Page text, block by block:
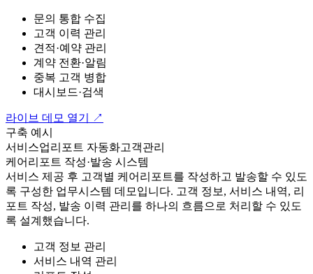
문의 통합 수집
고객 이력 관리
견적·예약 관리
계약 전환·알림
중복 고객 병합
대시보드·검색
라이브 데모 열기
↗
구축 예시
서비스업리포트 자동화고객관리
케어리포트 작성·발송 시스템
서비스 제공 후 고객별 케어리포트를 작성하고 발송할 수 있도
록 구성한 업무시스템 데모입니다. 고객 정보, 서비스 내역, 리
포트 작성, 발송 이력 관리를 하나의 흐름으로 처리할 수 있도
록 설계했습니다.
고객 정보 관리
서비스 내역 관리